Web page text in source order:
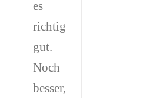
es
richtig
gut.
Noch
besser,